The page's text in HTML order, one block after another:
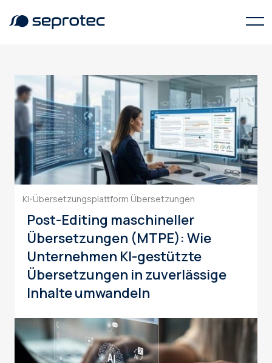
KI-Übersetzungsplattform
KI-Übersetzungsplattform Übersetzungen
Post-Editing maschineller
Übersetzungen (MTPE): Wie
Unternehmen KI-gestützte
Übersetzungen in zuverlässige
Inhalte umwandeln
Choosing the right AI Translation Platform for Enterprises